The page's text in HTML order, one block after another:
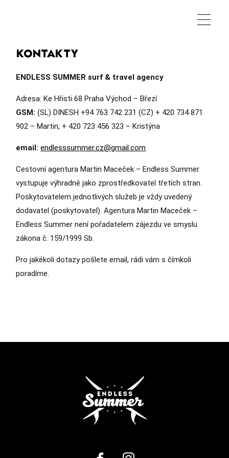
KONTAKTY
ENDLESS SUMMER surf & travel agency
Adresa: Ke Hřisti 68 Praha Východ – Březí
GSM: (SL) DINESH +94 763 742 231 (CZ) + 420 734 871
902 – Martin, + 420 723 456 323 – Kristýna
email:endlesssummer.cz@gmail.com
Cestovní agentura Martin Maceček – Endless Summer
vystupuje výhradně jako zprostředkovatel třetích stran.
Poskytovatelem jednotlivých služeb je vždy uvedený
dodavatel (poskytovatel). Agentura Martin Maceček –
Endless Summer není pořadatelem zájezdu ve smyslu
zákona č. 159/1999 Sb.
Pro jakékoli dotazy pošlete email, rádi vám s čímkoli
poradíme.